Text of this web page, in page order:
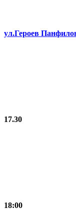
ул.Героев
17.30
18:00